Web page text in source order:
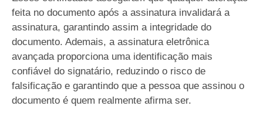
feita no documento após a assinatura invalidará a
assinatura, garantindo assim a integridade do
documento. Ademais, a assinatura eletrônica
avançada proporciona uma identificação mais
confiável do signatário, reduzindo o risco de
falsificação e garantindo que a pessoa que assinou o
documento é quem realmente afirma ser.